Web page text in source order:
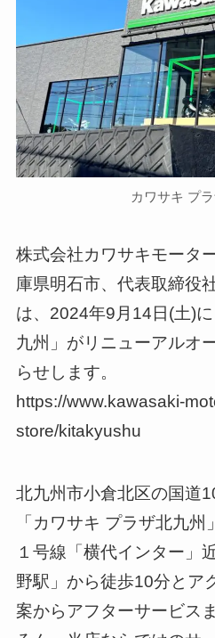
カワサキ プ
株式会社カワサキモータ
庫県明石市、代表取締役
は、2024年9月14日(土)
九州」がリニューアルオ
らせします。
https://www.kawasaki-
store/kitakyushu
北九州市小倉北区の国道
「カワサキ プラザ北九
１号線「横代インター」
野駅」から徒歩10分とア
案からアフターサービス